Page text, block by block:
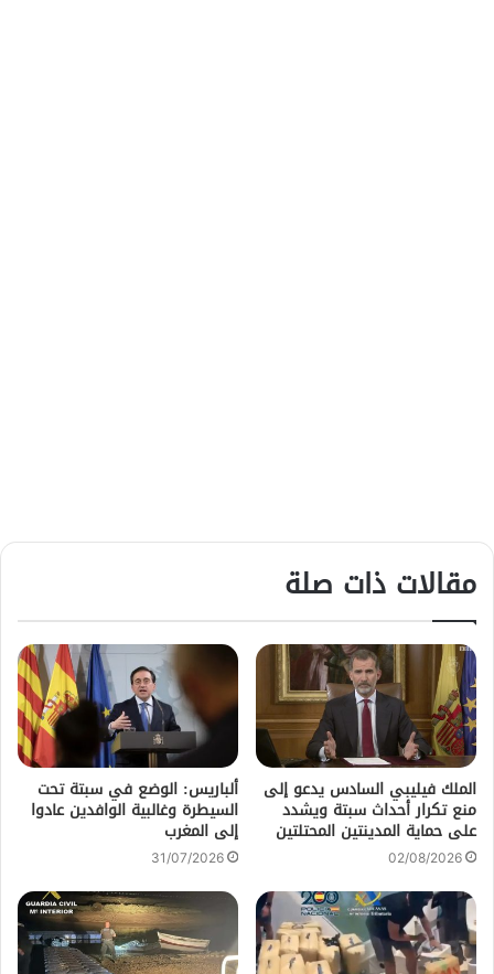
مقالات ذات صلة
الملك فيليبي السادس يدعو إلى
منع تكرار أحداث سبتة ويشدد
على حماية المدينتين المحتلتين
02/08/2026
ألباريس: الوضع في سبتة تحت
السيطرة وغالبية الوافدين عادوا
إلى المغرب
31/07/2026